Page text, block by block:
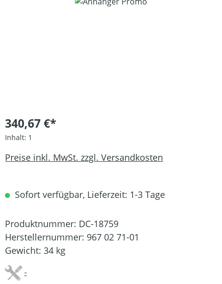
340,67 €*
Inhalt: 1
Preise inkl. MwSt. zzgl. Versandkosten
Sofort verfügbar, Lieferzeit: 1-3 Tage
Produktnummer: DC-18759
Herstellernummer: 967 02 71-01
Gewicht: 34 kg
-